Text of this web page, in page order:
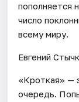
пополняется
число
всему миру.
Евгений
«Кроткая» —
очередь.